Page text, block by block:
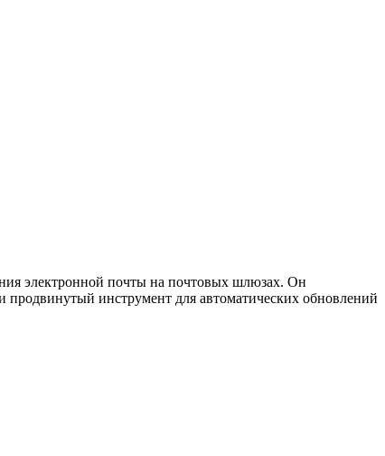
электронной почты на почтовых шлюзах. Он
инструмент для автоматических обновлений